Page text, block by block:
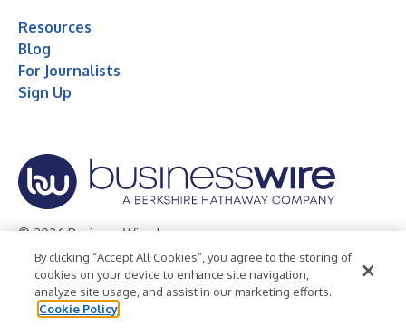
Resources
Blog
For Journalists
Sign Up
© 2026 Business Wire, Inc.
Privacy Policy Cookie Policy
Accessibility Statement
Terms of Use
Legal
By clicking “Accept All Cookies”, you agree to the storing of
cookies on your device to enhance site navigation,
analyze site usage, and assist in our marketing efforts.
Cookie Policy